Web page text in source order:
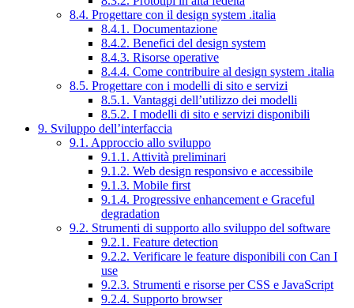
8.4. Progettare con il design system .italia
8.4.1. Documentazione
8.4.2. Benefici del design system
8.4.3. Risorse operative
8.4.4. Come contribuire al design system .italia
8.5. Progettare con i modelli di sito e servizi
8.5.1. Vantaggi dell’utilizzo dei modelli
8.5.2. I modelli di sito e servizi disponibili
9. Sviluppo dell’interfaccia
9.1. Approccio allo sviluppo
9.1.1. Attività preliminari
9.1.2. Web design responsivo e accessibile
9.1.3. Mobile first
9.1.4. Progressive enhancement e Graceful
degradation
9.2. Strumenti di supporto allo sviluppo del software
9.2.1. Feature detection
9.2.2. Verificare le feature disponibili con Can I
use
9.2.3. Strumenti e risorse per CSS e JavaScript
9.2.4. Supporto browser